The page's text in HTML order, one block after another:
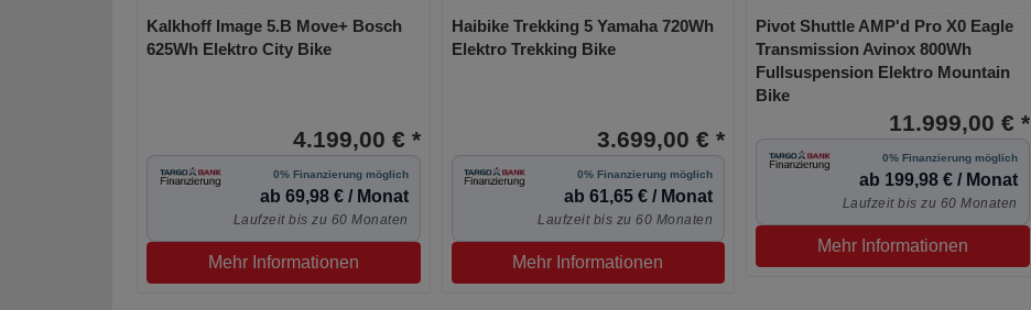
Kalkhoff Image 5.B Move+ Bosch
625Wh Elektro City Bike
4.199,00 € *
0% Finanzierung möglich
ab 69,98 € / Monat
Laufzeit bis zu 60 Monaten
Mehr Informationen
Haibike Trekking 5 Yamaha 720Wh
Elektro Trekking Bike
3.699,00 € *
0% Finanzierung möglich
ab 61,65 € / Monat
Laufzeit bis zu 60 Monaten
Mehr Informationen
Pivot Shuttle AMP'd Pro X0 Eagle
Transmission Avinox 800Wh
Fullsuspension Elektro Mountain
Bike
11.999,00 € *
0% Finanzierung möglich
ab 199,98 € / Monat
Laufzeit bis zu 60 Monaten
Mehr Informationen